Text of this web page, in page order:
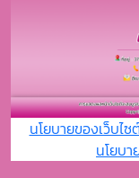
นโยบายของเว็บไซ
นโยบ